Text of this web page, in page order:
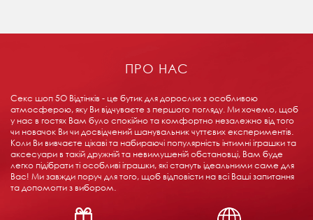
ПРО НАС
Секс шоп 5О Відтінків - це бутик для дорослих з особливою
атмосферою, яку Ви відчуваєте з першого погляду. Ми хочемо, щоб
у нас в гостях Вам було спокійно та комфортно незалежно від того
чи новачок Ви чи досвідчений шанувальник чуттєвих експериментів.
Коли Ви вивчаєте цікаві та набираючі популярність інтимні іграшки та
аксесуари в такій дружній та невимушеній обстановці, Вам буде
легко підібрати ті особливі іграшки, які стануть ідеальними саме для
Вас! Ми завжди поруч для того, щоб відповісти на всі Ваші запитання
та допомогти з вибором.